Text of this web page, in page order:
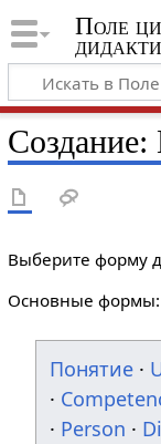
Поле
Создание:
Выберите форму
Основные формы:
Понятие ·
·
· Person ·